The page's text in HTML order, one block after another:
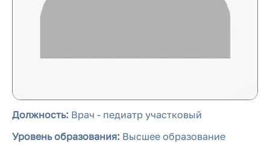
Должность: Врач - педиатр участковый
Уровень образования: Высшее образование